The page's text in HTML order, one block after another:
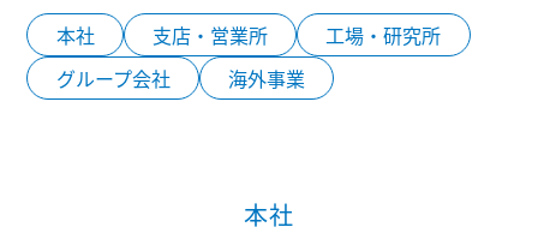
本社 支店・営業所
工場・研究所
グループ会社
海外事業
本社